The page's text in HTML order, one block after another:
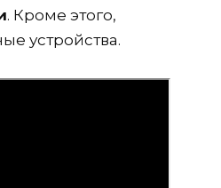
. Кроме этого,
устройства.